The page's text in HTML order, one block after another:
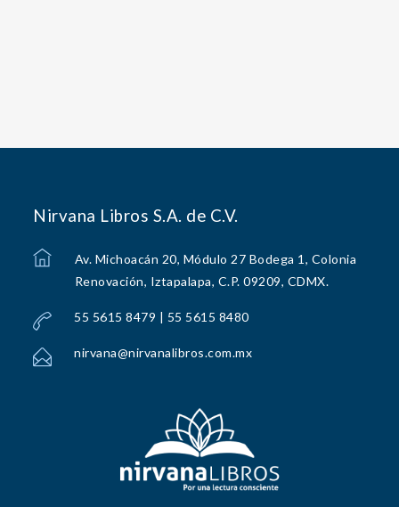
Nirvana Libros S.A. de C.V.
Av. Michoacán 20, Módulo 27 Bodega 1, Colonia
Renovación, Iztapalapa, C.P. 09209, CDMX.
55 5615 8479 | 55 5615 8480
nirvana@nirvanalibros.com.mx